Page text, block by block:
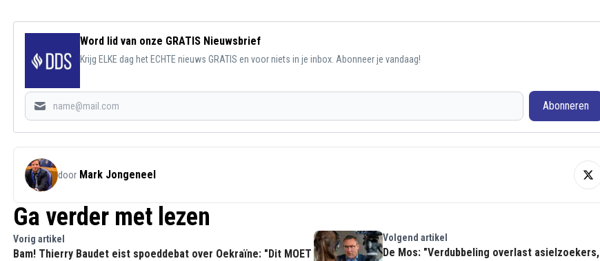
Word lid van onze GRATIS Nieuwsbrief
Krijg ELKE dag het ECHTE nieuws GRATIS en voor niets in je inbox. Abonneer je vandaag!
Abonneren
door Mark Jongeneel
Ga verder met lezen
Vorig artikel
Bam! Thierry Baudet eist spoeddebat over Oekraïne: "Dit MOET
Volgend artikel
De Mos: "Verdubbeling overlast asielzoekers,